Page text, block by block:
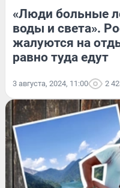
«Люди больные
воды и света».
жалуются на
равно туда едут
3 августа, 2024, 11:00 2